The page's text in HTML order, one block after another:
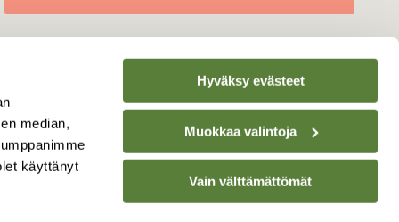
median,
käyttänyt
Hyväksy evästeet
Muokkaa valintoja
Vain välttämättömät